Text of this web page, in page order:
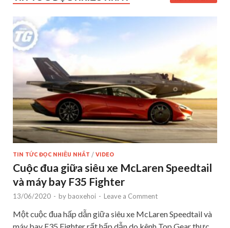
TIN TỨC ĐỌC NHIỀU NHẤT / VIDEO
Cuộc đua giữa siêu xe McLaren Speedtail
và máy bay F35 Fighter
13/06/2020 - by baoxehoi - Leave a Comment
Một cuộc đua hấp dẫn giữa siêu xe McLaren Speedtail và